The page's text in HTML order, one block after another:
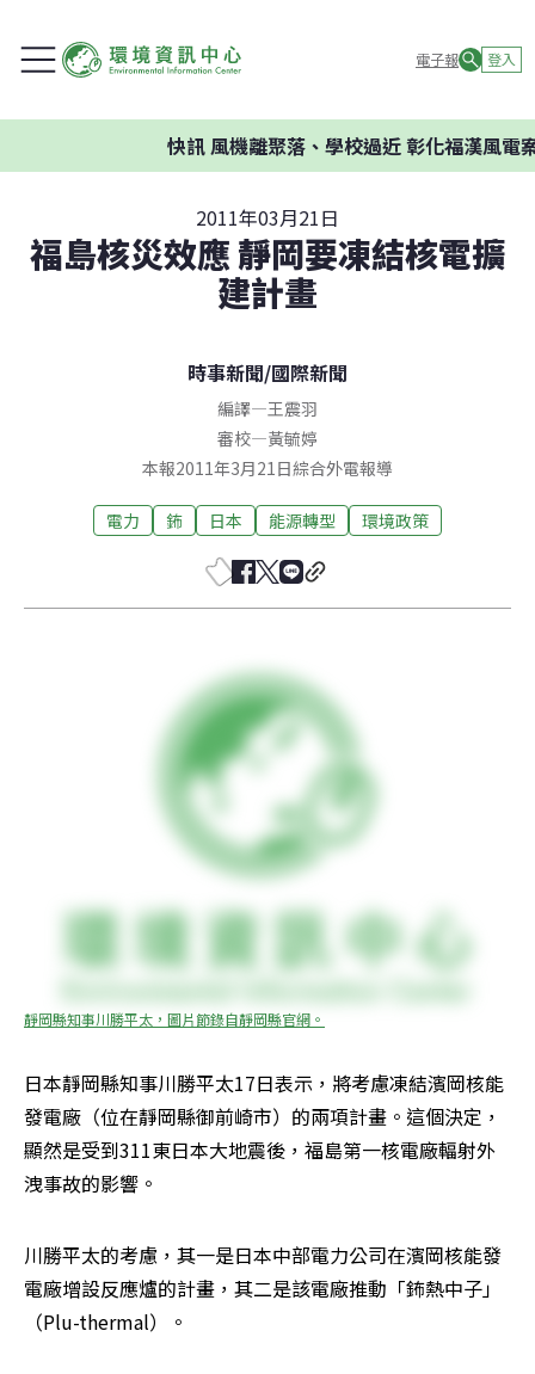
電子報 登入
快訊風機離聚落、學校過近 彰化福漢風電案
2011年03月21日
福島核災效應 靜岡要凍結核電擴
建計畫
時事新聞/國際新聞
編譯—王震羽
審校—黃毓婷
本報2011年3月21日綜合外電報導
電力 鈽 日本 能源轉型 環境政策
靜岡縣知事川勝平太，圖片節錄自靜岡縣官網。
日本靜岡縣知事川勝平太17日表示，將考慮凍結濱岡核能
發電廠（位在靜岡縣御前崎市）的兩項計畫。這個決定，
顯然是受到311東日本大地震後，福島第一核電廠輻射外
洩事故的影響。
川勝平太的考慮，其一是日本中部電力公司在濱岡核能發
電廠增設反應爐的計畫，其二是該電廠推動「鈽熱中子」
（Plu-thermal）。